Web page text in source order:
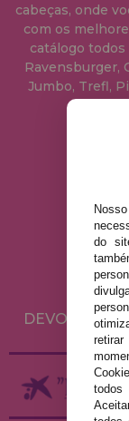
cabeças, onde
com os
catálogo todos
Ravensburger,
Jumbo, Trefl,
do
todos